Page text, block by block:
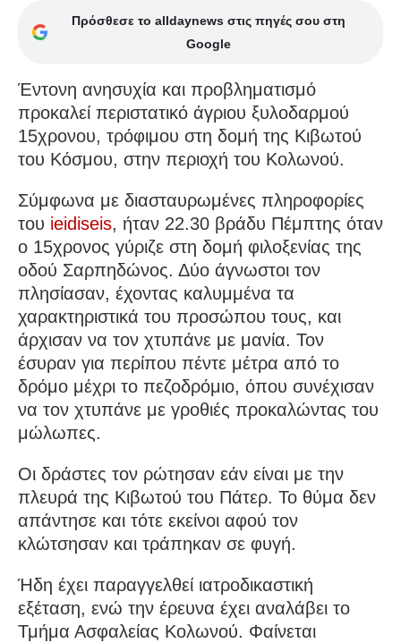
Πρόσθεσε το alldaynews στις πηγές σου στη
Google
Έντονη ανησυχία και προβληματισμό
προκαλεί περιστατικό άγριου ξυλοδαρμού
15χρονου, τρόφιμου στη δομή της Κιβωτού
του Κόσμου, στην περιοχή του Κολωνού.
Σύμφωνα με διασταυρωμένες πληροφορίες
του ieidiseis, ήταν 22.30 βράδυ Πέμπτης όταν
ο 15χρονος γύριζε στη δομή φιλοξενίας της
οδού Σαρπηδώνος. Δύο άγνωστοι τον
πλησίασαν, έχοντας καλυμμένα τα
χαρακτηριστικά του προσώπου τους, και
άρχισαν να τον χτυπάνε με μανία. Τον
έσυραν για περίπου πέντε μέτρα από το
δρόμο μέχρι το πεζοδρόμιο, όπου συνέχισαν
να τον χτυπάνε με γροθιές προκαλώντας του
μώλωπες.
Οι δράστες τον ρώτησαν εάν είναι με την
πλευρά της Κιβωτού του Πάτερ. Το θύμα δεν
απάντησε και τότε εκείνοι αφού τον
κλώτσησαν και τράπηκαν σε φυγή.
Ήδη έχει παραγγελθεί ιατροδικαστική
εξέταση, ενώ την έρευνα έχει αναλάβει το
Τμήμα Ασφαλείας Κολωνού. Φαίνεται